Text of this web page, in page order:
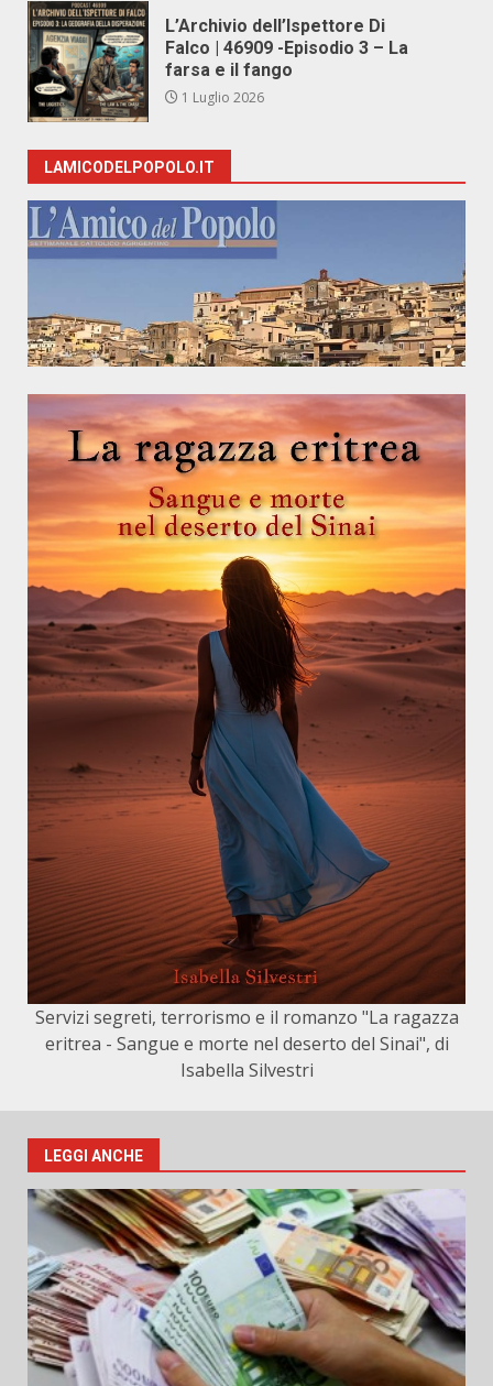
L’Archivio dell’Ispettore Di
Falco | 46909 -Episodio 3 – La
farsa e il fango
1 Luglio 2026
LAMICODELPOPOLO.IT
Servizi segreti, terrorismo e il romanzo "La ragazza
eritrea - Sangue e morte nel deserto del Sinai", di
Isabella Silvestri
LEGGI ANCHE